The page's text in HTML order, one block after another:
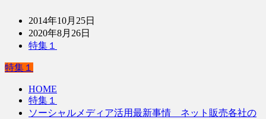
2014年10月25日
2020年8月26日
特集１
特集１
HOME
特集１
ソーシャルメディア活用最新事情 ネット販売各社の